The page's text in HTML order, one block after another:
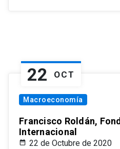
22 OCT
Macroeconomía
Francisco Roldán,
Internacional
22 de Octubre de 2020